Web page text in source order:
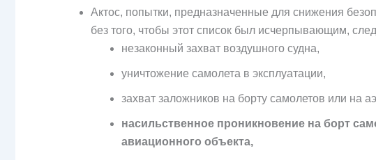
Актос, попытки, предназначенные для снижения
без того, чтобы этот список был исчерпывающим,
незаконный захват воздушного судна,
уничтожение самолета в эксплуатации,
захват заложников на борту самолетов или на
насильственное проникновение на борт
авиационного объекта,